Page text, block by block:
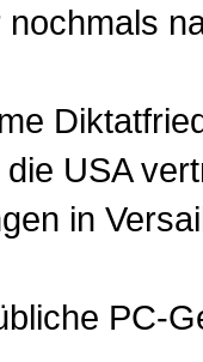
USA
in
PC-